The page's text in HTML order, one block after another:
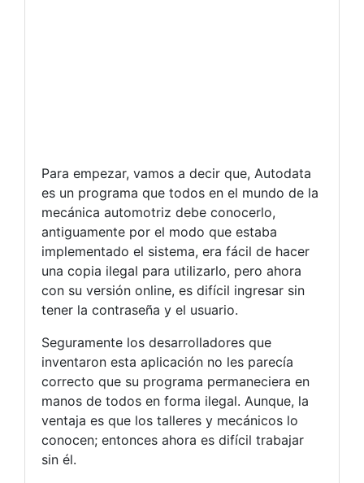
Para empezar, vamos a decir que, Autodata
es un programa que todos en el mundo de la
mecánica automotriz debe conocerlo,
antiguamente por el modo que estaba
implementado el sistema, era fácil de hacer
una copia ilegal para utilizarlo, pero ahora
con su versión online, es difícil ingresar sin
tener la contraseña y el usuario.
Seguramente los desarrolladores que
inventaron esta aplicación no les parecía
correcto que su programa permaneciera en
manos de todos en forma ilegal. Aunque, la
ventaja es que los talleres y mecánicos lo
conocen; entonces ahora es difícil trabajar
sin él.